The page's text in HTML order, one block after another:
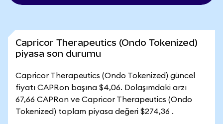
Capricor Therapeutics (Ondo Tokenized)
piyasa son durumu
Capricor Therapeutics (Ondo Tokenized) güncel
fiyatı CAPRon başına $4,06. Dolaşımdaki arzı
67,66 CAPRon ve Capricor Therapeutics (Ondo
Tokenized) toplam piyasa değeri $274,36 .